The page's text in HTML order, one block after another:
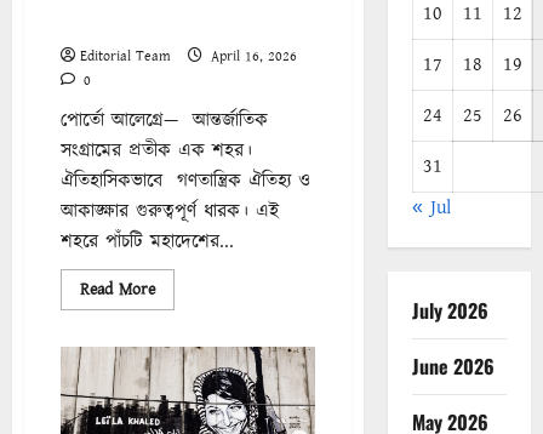
Editorial Team
April 16, 2026
0
পোর্তো আলেগ্রে— আন্তর্জাতিক
সংগ্রামের প্রতীক এক শহর।
ঐতিহাসিকভাবে গণতান্ত্রিক ঐতিহ্য ও
আকাঙ্ক্ষার গুরুত্বপূর্ণ ধারক। এই
শহরে পাঁচটি মহাদেশের...
Read MoreRead
more
আলেগ্রে
ঘোষণা:
ফ্যাসিবাদের
বিরুদ্ধে
ঐক্য
10
11 12
17
18 19
24
25 26
31
« Jul
July 2026
June 2026
May 2026